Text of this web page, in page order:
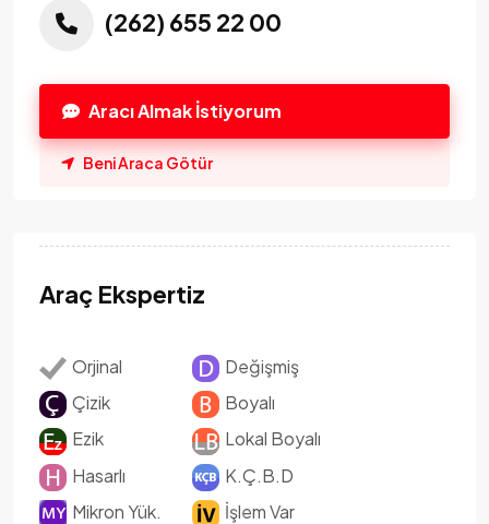
(262) 655 22 00
Aracı Almak İstiyorum
Beni Araca Götür
Araç Ekspertiz
Orjinal
Değişmiş
Çizik
Boyalı
Ezik
Lokal Boyalı
Hasarlı
K.Ç.B.D
Mikron Yük.
İşlem Var